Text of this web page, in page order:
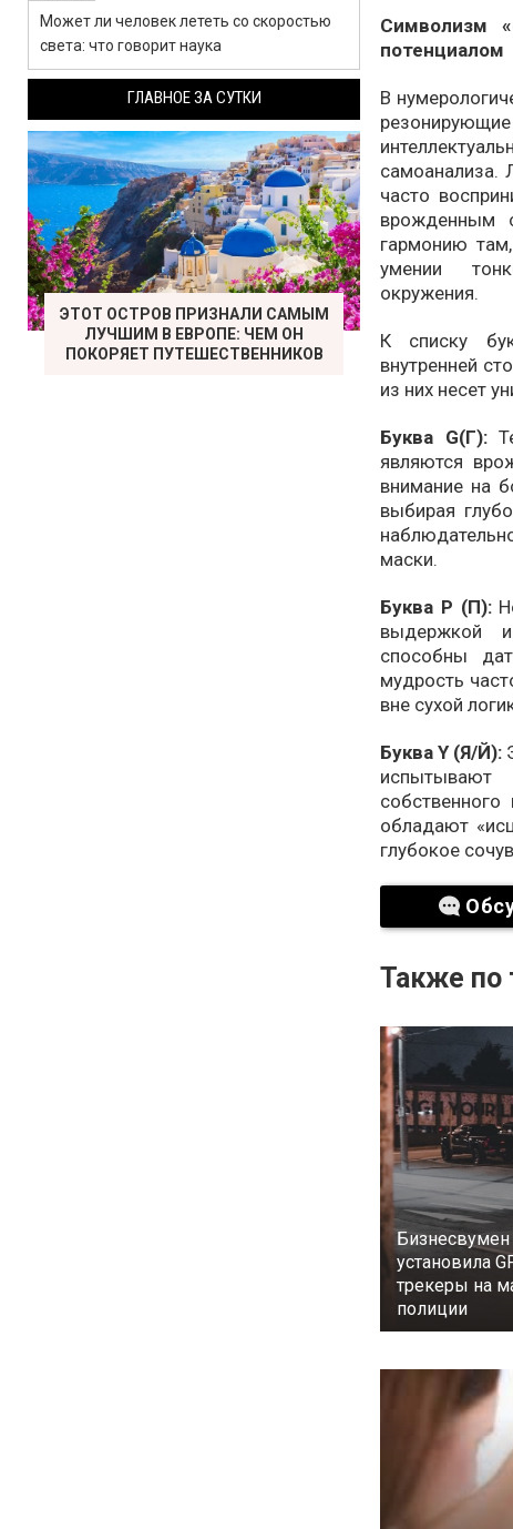
Символизм
потенциалом
В
самоанализа.
часто
врожденным
гармонию
умении
окружения.
К списку
внутренней
из них несет
Буква G(Г):
являются
внимание на
выбирая
маски.
Буква P (П):
выдержкой
способны
мудрость
вне сухой
Буква Y (Я/Й):
испытывают
обладают
глубокое
Также по
Бизнесвумен
установила
трекеры на
полиции
Может ли человек лететь со скоростью
света: что говорит наука
ГЛАВНОЕ ЗА СУТКИ
ЭТОТ ОСТРОВ ПРИЗНАЛИ САМЫМ
ЛУЧШИМ В ЕВРОПЕ: ЧЕМ ОН
ПОКОРЯЕТ ПУТЕШЕСТВЕННИКОВ